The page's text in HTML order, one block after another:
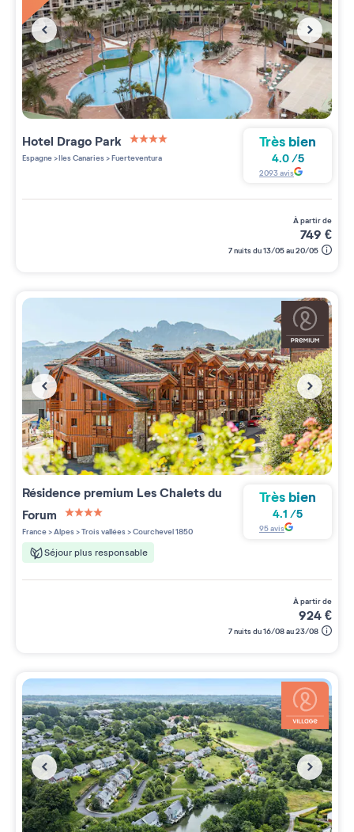
Hotel Drago Park
4 étoiles sur 5
Espagne>Iles Canaries>Fuerteventura
Très bien
4.0 /5
2093avis
à partir de
749 €
7 nuits du 13/05 au 20/05
Résidence premium Les Chalets du
Forum
4 étoiles sur 5
France>Alpes>Trois vallées>Courchevel 1850
Séjour plus responsable
Très bien
4.1 /5
95avis
à partir de
924€
7 nuits du 16/08 au 23/08